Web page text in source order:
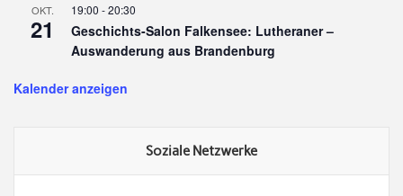
OKT.
21
19:00 -20:30
Geschichts-Salon Falkensee: Lutheraner –
Auswanderung aus Brandenburg
Kalender anzeigen
Soziale Netzwerke